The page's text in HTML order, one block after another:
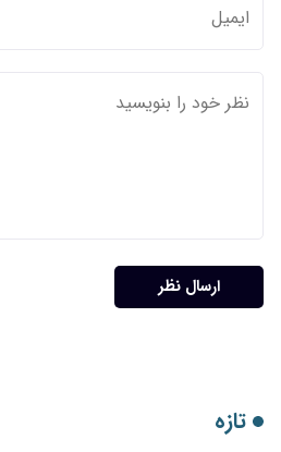
ارسال نظر
تازه